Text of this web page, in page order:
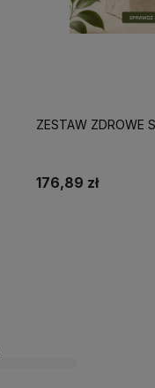
ZESTAW ZDROWE
176,89 zł